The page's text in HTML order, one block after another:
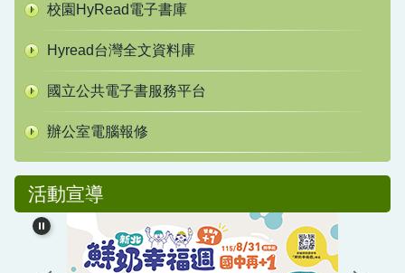
校園HyRead電子書庫
Hyread台灣全文資料庫
國立公共電子書服務平台
辦公室電腦報修
活動宣導